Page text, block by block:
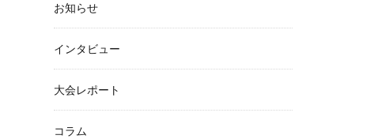
お知らせ
インタビュー
大会レポート
コラム